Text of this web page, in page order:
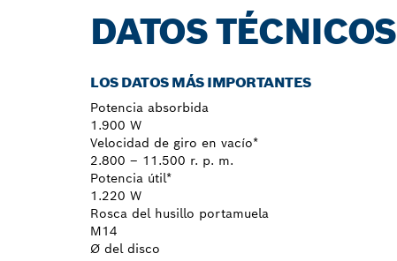
DATOS TÉCNICOS
LOS DATOS MÁS IMPORTANTES
Potencia absorbida
1.900 W
Velocidad de giro en vacío*
2.800 – 11.500 r. p. m.
Potencia útil*
1.220 W
Rosca del husillo portamuela
M14
Ø del disco